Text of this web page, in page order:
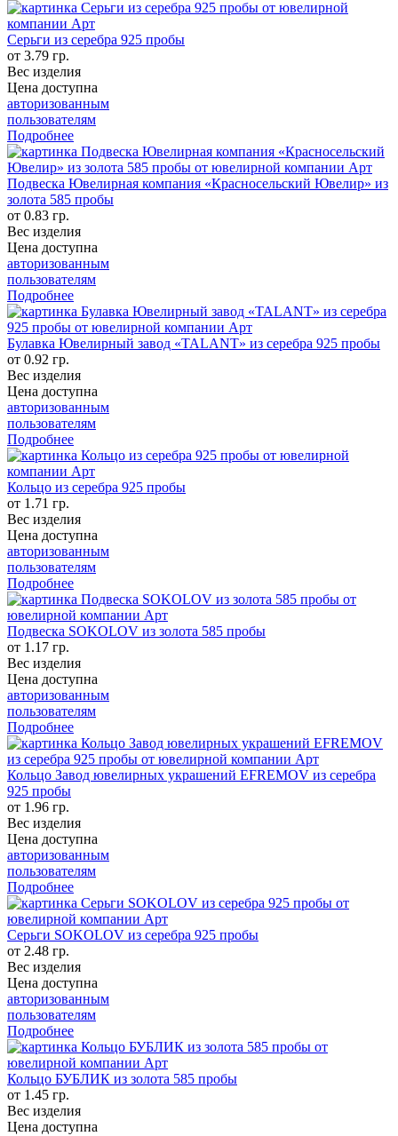
Серьги из серебра 925 пробы
от 3.79 гр.
Вес изделия
Цена доступна
авторизованным
пользователям
Подробнее
Подвеска Ювелирная компания «Красносельский Ювелир» из
золота 585 пробы
от 0.83 гр.
Вес изделия
Цена доступна
авторизованным
пользователям
Подробнее
Булавка Ювелирный завод «TALANT» из серебра 925 пробы
от 0.92 гр.
Вес изделия
Цена доступна
авторизованным
пользователям
Подробнее
Кольцо из серебра 925 пробы
от 1.71 гр.
Вес изделия
Цена доступна
авторизованным
пользователям
Подробнее
Подвеска SOKOLOV из золота 585 пробы
от 1.17 гр.
Вес изделия
Цена доступна
авторизованным
пользователям
Подробнее
Кольцо Завод ювелирных украшений EFREMOV из серебра
925 пробы
от 1.96 гр.
Вес изделия
Цена доступна
авторизованным
пользователям
Подробнее
Серьги SOKOLOV из серебра 925 пробы
от 2.48 гр.
Вес изделия
Цена доступна
авторизованным
пользователям
Подробнее
Кольцо БУБЛИК из золота 585 пробы
от 1.45 гр.
Вес изделия
Цена доступна